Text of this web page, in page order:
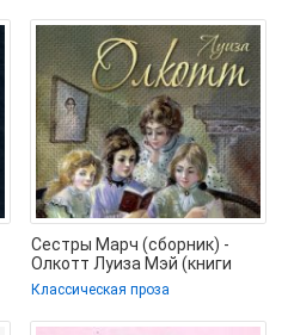
Сестры Марч (сборник) -
Олкотт Луиза Мэй (книги
серия книги читать
Классическая проза